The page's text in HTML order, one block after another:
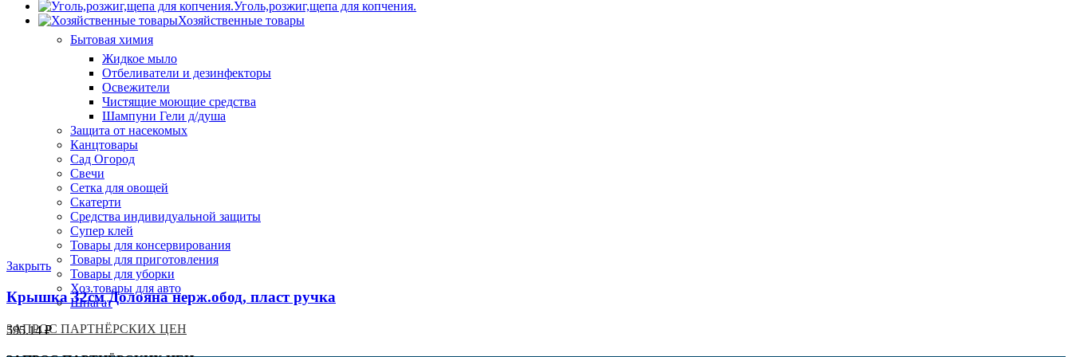
Уголь,розжиг,щепа для копчения.
Хозяйственные товары
Бытовая химия
Жидкое мыло
Отбеливатели и дезинфекторы
Освежители
Чистящие моющие средства
Шампуни Гели д/душа
Защита от насекомых
Канцтовары
Сад Огород
Свечи
Сетка для овощей
Скатерти
Средства индивидуальной защиты
Супер клей
Товары для консервирования
Товары для приготовления
Товары для уборки
Хоз.товары для авто
Шпагат
ЗАПРОС ПАРТНЁРСКИХ ЦЕН
Закрыть
Крышка 32см Долояна нерж.обод, пласт ручка
595.14₽